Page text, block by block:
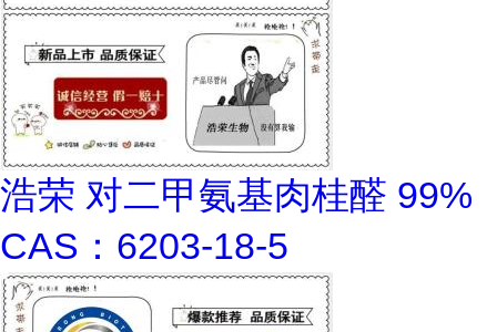
浩荣 对二甲氨基肉桂醛 99%
CAS：6203-18-5